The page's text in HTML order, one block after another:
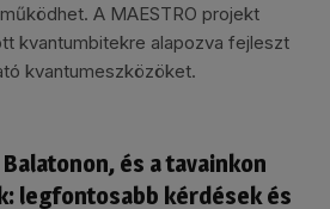
A MAESTRO projekt
kvantumbitekre alapozva fejleszt
kvantumeszközöket.
és a tavainkon
legfontosabb kérdések és